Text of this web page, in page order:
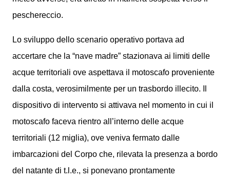
peschereccio.
Lo sviluppo dello scenario operativo portava ad
accertare che la “nave madre” stazionava ai limiti delle
acque territoriali ove aspettava il motoscafo proveniente
dalla costa, verosimilmente per un trasbordo illecito. Il
dispositivo di intervento si attivava nel momento in cui il
motoscafo faceva rientro all’interno delle acque
territoriali (12 miglia), ove veniva fermato dalle
imbarcazioni del Corpo che, rilevata la presenza a bordo
del natante di t.l.e., si ponevano prontamente